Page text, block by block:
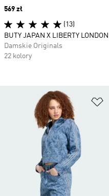
Price
569 zł
(13)
BUTY JAPAN X LIBERTY LONDON
Damskie Originals
22 kolory